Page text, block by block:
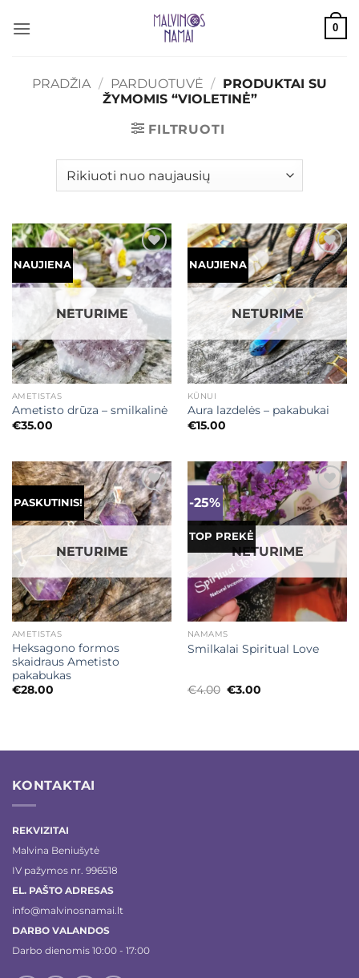
0
PRADŽIA / PARDUOTUVĖ / PRODUKTAI SU
ŽYMOMIS “VIOLETINĖ”
FILTRUOTI
NAUJIENA Mėgstamiausias
NETURIME
AMETISTAS
Ametisto drūza – smilkalinė
€35.00
NAUJIENA Mėgstamiausias
NETURIME
KŪNUI
Aura lazdelės – pakabukai
€15.00
PASKUTINIS! Mėgstamiausias
NETURIME
AMETISTAS
Heksagono formos
skaidraus Ametisto
pakabukas
€28.00
-25%
TOP PREKĖ
Mėgstamiausias
NETURIME
NAMAMS
Smilkalai Spiritual Love
€4.00 Original
€3.00Current
KONTAKTAI
REKVIZITAI
Malvina Beniušytė
IV pažymos nr. 996518
EL. PAŠTO ADRESAS
info@malvinosnamai.lt
DARBO VALANDOS
Darbo dienomis 10:00 - 17:00